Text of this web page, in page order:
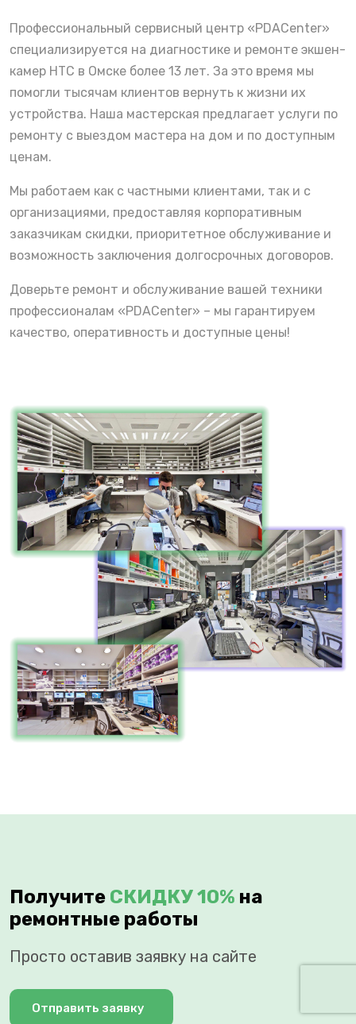
Профессиональный сервисный центр «PDACenter»
специализируется на диагностике и ремонте экшен-
камер HTC в Омске более 13 лет. За это время мы
помогли тысячам клиентов вернуть к жизни их
устройства. Наша мастерская предлагает услуги по
ремонту с выездом мастера на дом и по доступным
ценам.
Мы работаем как с частными клиентами, так и с
организациями, предоставляя корпоративным
заказчикам скидки, приоритетное обслуживание и
возможность заключения долгосрочных договоров.
Доверьте ремонт и обслуживание вашей техники
профессионалам «PDACenter» – мы гарантируем
качество, оперативность и доступные цены!
Получите СКИДКУ 10% на
ремонтные работы
Просто оставив заявку на сайте
Отправить заявку